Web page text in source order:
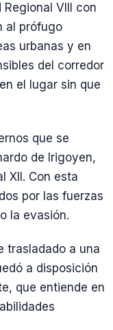
VIII con
al prófugo
urbanas y en
del corredor
el lugar sin que
que se
de Irigoyen,
XII. Con esta
por las fuerzas
la evasión.
trasladado a una
a disposición
que entiende en